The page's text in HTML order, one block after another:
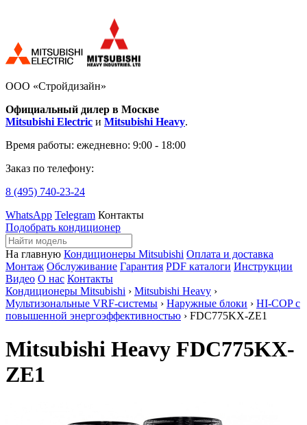
ООО «Стройдизайн»
Официальный дилер в Москве
Mitsubishi Electric и Mitsubishi Heavy.
Время работы: ежедневно: 9:00 - 18:00
Заказ по телефону:
8 (495) 740-23-24
WhatsApp Telegram Контакты
Подобрать кондиционер
На главную Кондиционеры Mitsubishi Оплата и доставка
Монтаж Обслуживание Гарантия PDF каталоги Инструкции
Видео О нас Контакты
Кондиционеры Mitsubishi › Mitsubishi Heavy ›
Мультизональные VRF-системы › Наружные блоки › HI-COP с
повышенной энергоэффективностью › FDC775KX-ZE1
Mitsubishi Heavy FDC775KX-
ZE1